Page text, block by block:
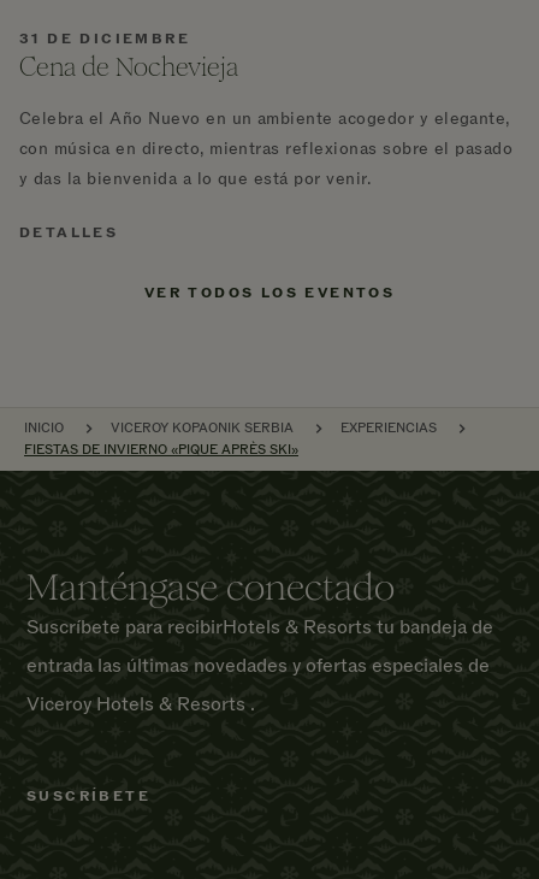
31 DE DICIEMBRE
Cena de Nochevieja
Celebra el Año Nuevo en un ambiente acogedor y elegante,
con música en directo, mientras reflexionas sobre el pasado
y das la bienvenida a lo que está por venir.
DETALLES
VER TODOS LOS EVENTOS
NAVEGACIÓN POR EL SITIO
INICIO VICEROY KOPAONIK SERBIA
EXPERIENCIAS
FIESTAS DE INVIERNO «PIQUE APRÈS SKI»
Manténgase conectado
Suscríbete para recibirHotels & Resorts tu bandeja de
entrada las últimas novedades y ofertas especiales de
Viceroy Hotels & Resorts .